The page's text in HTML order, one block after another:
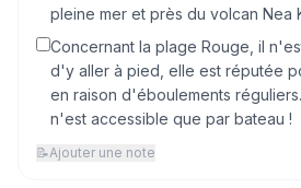
pleine mer et près du volcan Nea
Concernant la plage Rouge, il
d'y aller à pied, elle est réputée
en raison d'éboulements
n'est accessible que par bateau !
📝Ajouter une note